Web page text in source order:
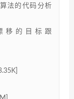
法的代码分析
移的目标跟